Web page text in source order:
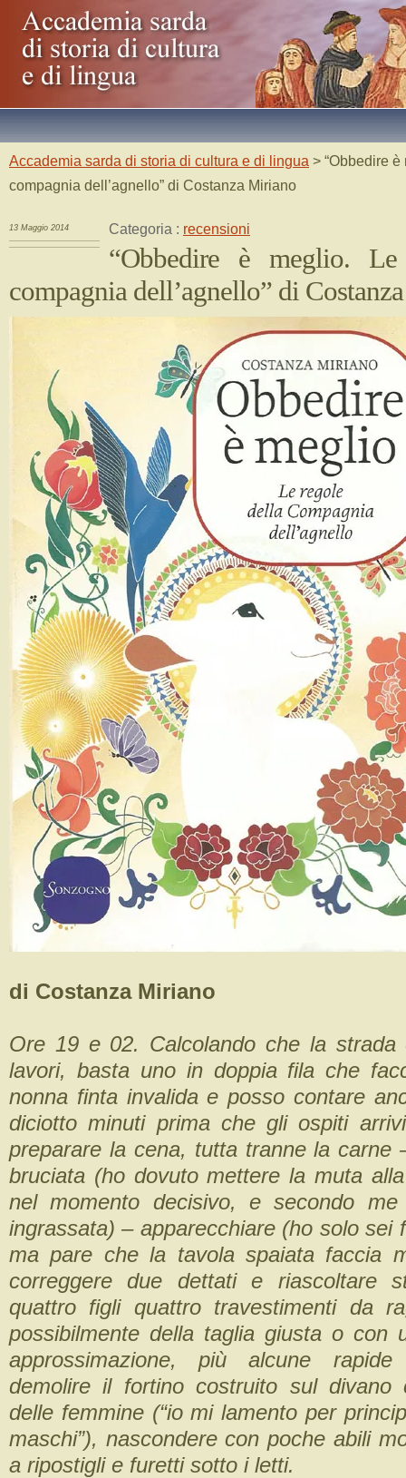
Accademia sarda di storia di cultura e di lingua > “Obbedire
compagnia dell’agnello” di Costanza Miriano
13 Maggio 2014 Categoria : recensioni
“Obbedire è meglio.
compagnia dell’agnello” di
di Costanza Miriano
Ore 19 e 02. Calcolando che la strada
lavori, basta uno in doppia fila che
nonna finta invalida e posso contare
diciotto minuti prima che gli ospiti
preparare la cena, tutta tranne la carne
bruciata (ho dovuto mettere la muta
nel momento decisivo, e secondo
ingrassata) – apparecchiare (ho solo sei
ma pare che la tavola spaiata faccia
correggere due dettati e riascoltare
quattro figli quattro travestimenti da
possibilmente della taglia giusta o con
approssimazione, più alcune
demolire il fortino costruito sul divano
delle femmine (“io mi lamento per
maschi”), nascondere con poche abili
a ripostigli e furetti sotto i letti.